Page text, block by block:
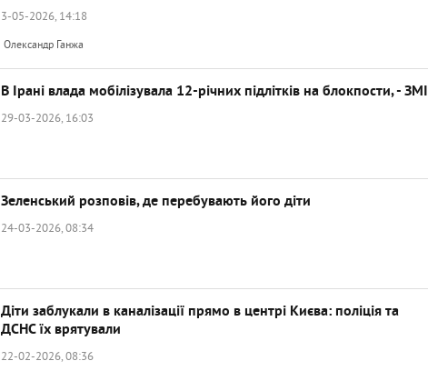
3-05-2026, 14:18
Олександр Ганжа
В Ірані влада мобілізувала 12-річних підлітків на блокпости, - ЗМІ
29-03-2026, 16:03
Зеленський розповів, де перебувають його діти
24-03-2026, 08:34
Діти заблукали в каналізації прямо в центрі Києва: поліція та
ДСНС їх врятували
22-02-2026, 08:36